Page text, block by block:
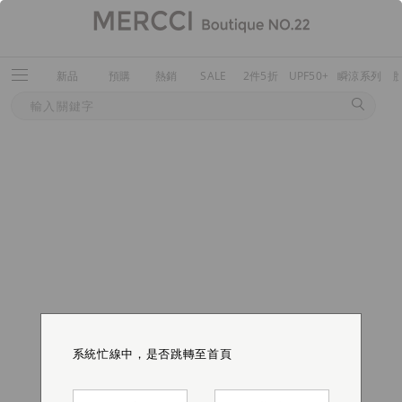
新品 預購 熱銷 SALE 2件5折 UPF50+ 瞬涼系列
系統忙線中，是否跳轉至首頁
系統忙線中，是否跳轉至首頁
系統忙線中，是否跳轉至首頁
系統忙線中，是否跳轉至首頁
系統忙線中，是否跳轉至首頁